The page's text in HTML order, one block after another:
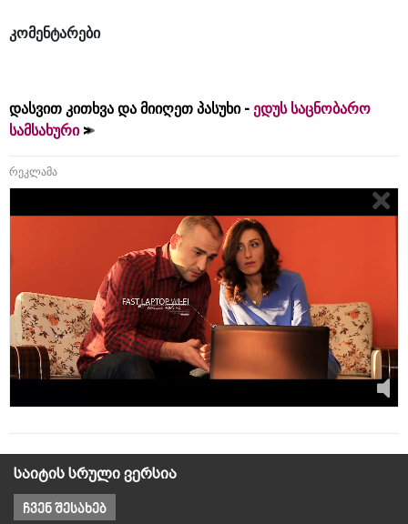
კომენტარები
დასვით კითხვა და მიიღეთ პასუხი - ედუს საცნობარო
სამსახური
რეკლამა
საიტის სრული ვერსია
ჩვენ შესახებ